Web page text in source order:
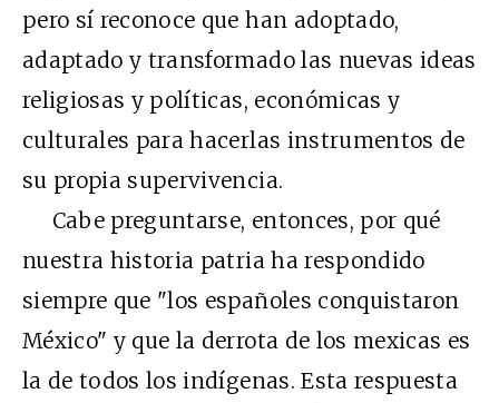
pero sí reconoce que han adoptado,
adaptado y transformado las nuevas ideas
religiosas y políticas, económicas y
culturales para hacerlas instrumentos de
su propia supervivencia.
Cabe preguntarse, entonces, por qué
nuestra historia patria ha respondido
siempre que "los españoles conquistaron
México" y que la derrota de los mexicas es
la de todos los indígenas. Esta respuesta